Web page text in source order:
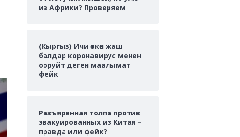
из Африки? Проверяем
(Кыргыз) Ичи өткөн жаш
балдар коронавирус менен
ооруйт деген маалымат
фейк
Разъяренная толпа против
эвакуированных из Китая –
правда или фейк?